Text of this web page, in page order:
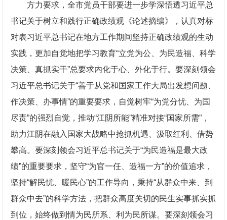
方力要求，全市党员干部要进一步学深悟透习近平总
书记关于树立和践行正确政绩观《论述摘编》，认真对标
对表习近平总书记在地方工作期间坚持正确政绩观的生动
实践，更加自觉地把学习教育“立党为公、为民造福、科学
决策、真抓实干”总要求内化于心、外化于行。要深刻领会
习近平总书记关于“善于从党和国家工作大局出发想问题、
作决策、办事情”的重要要求，自觉树牢“为党分忧、为国
尽责”的强烈自觉，推动“江阴所能”精准对接“国家所需”，
助力江阴在融入国家大战略中抢抓机遇、汲取红利、借势
攀高。要深刻领会习近平总书记关于“为民造福是最大政
绩”的重要要求，坚守“为官一任、造福一方”的价值追求，
坚持“解民忧、暖民心”的工作导向，秉持“从群众中来、到
群众中去”的科学方法，把群众高度关切的民生实事抓实抓
到位，始终做到情为民所系、利为民所谋。要深刻领会习